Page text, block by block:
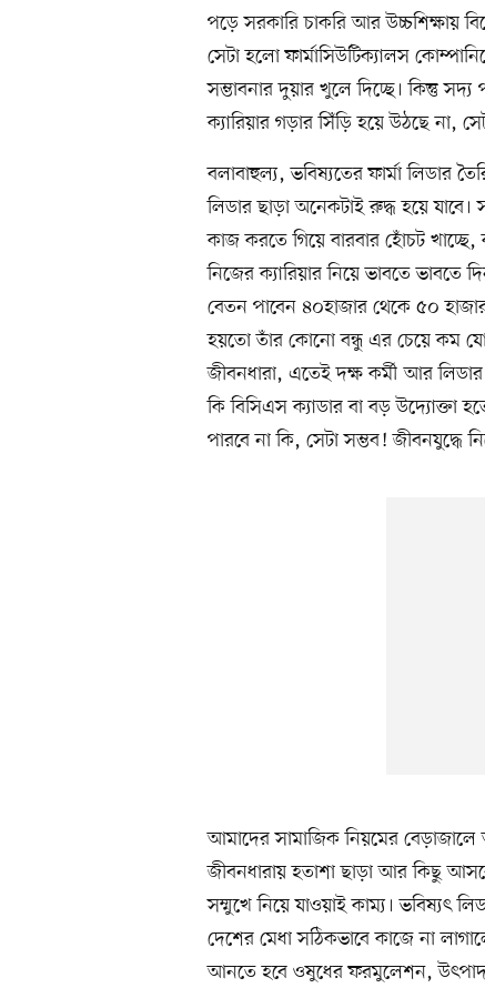
পড়ে সরকারি চাকরি আর উচ্চশিক্ষায়
সেটা হলো ফার্মাসিউটিক্যালস
সম্ভাবনার দুয়ার খুলে দিচ্ছে। কিন্তু
ক্যারিয়ার গড়ার সিঁড়ি হয়ে উঠছে না,
বলাবাহুল্য, ভবিষ্যতের ফার্মা লিডার
লিডার ছাড়া অনেকটাই রুদ্ধ হয়ে
কাজ করতে গিয়ে বারবার হোঁচট
নিজের ক্যারিয়ার নিয়ে ভাবতে ভাবতে
বেতন পাবেন ৪০হাজার থেকে ৫০
হয়তো তাঁর কোনো বন্ধু এর চেয়ে কম
জীবনধারা, এতেই দক্ষ কর্মী আর
কি বিসিএস ক্যাডার বা বড় উদ্যোক্তা
পারবে না কি, সেটা সম্ভব! জীবনযুদ্ধে
আমাদের সামাজিক নিয়মের
জীবনধারায় হতাশা ছাড়া আর কিছু আসবে
সম্মুখে নিয়ে যাওয়াই কাম্য। ভবিষ্যৎ
দেশের মেধা সঠিকভাবে কাজে না
আনতে হবে ওষুধের ফরমুলেশন,